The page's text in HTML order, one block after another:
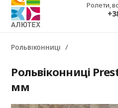
Ролети,
Рольвіконниці
Рольвіконниці
мм